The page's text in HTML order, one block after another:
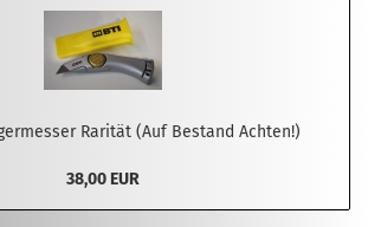
Rarität (Auf Bestand Achten!)
38,00 EUR